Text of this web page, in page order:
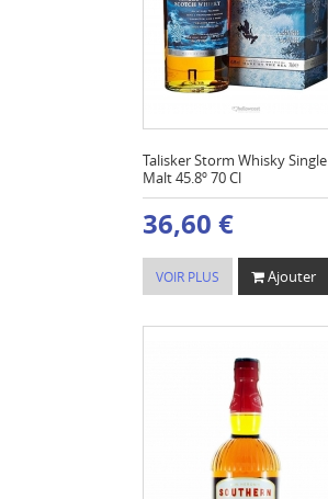
Talisker Storm Whisky Single
Malt 45.8º 70 Cl
36,60 €
VOIR PLUS Ajouter